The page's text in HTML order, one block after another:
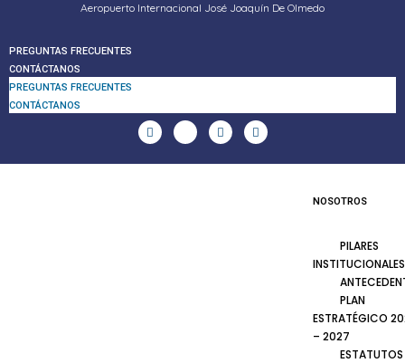
Aeropuerto Internacional José Joaquín De Olmedo
PREGUNTAS FRECUENTES
CONTÁCTANOS
PREGUNTAS FRECUENTES
CONTÁCTANOS
NOSOTROS
PILARES
INSTITUCIONALES
PLAN
ESTRATÉGICO
– 2027
ESTATUTOS